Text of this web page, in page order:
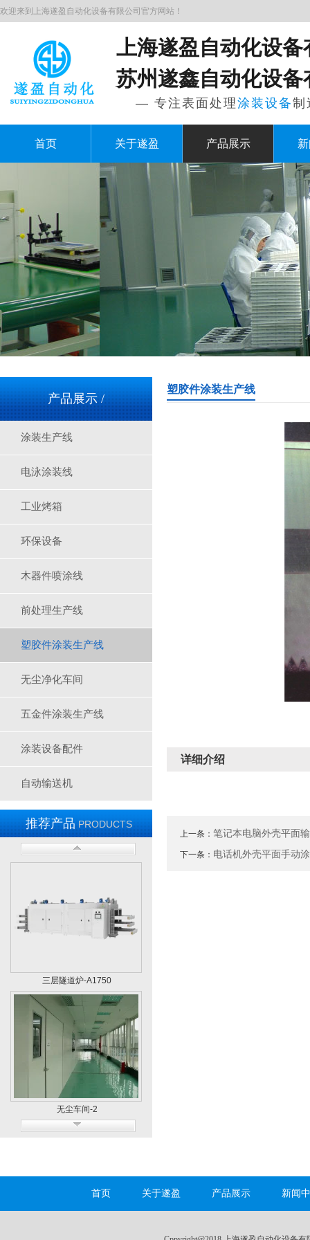
欢迎来到上海遂盈自动化设备有限公司官方网站！
上海遂盈自动化设备
苏州遂鑫自动化设备
— 专注表面处理涂装设备
首页 关于遂盈 产品展示
产品展示 /
涂装生产线
电泳涂装线
工业烤箱
环保设备
木器件喷涂线
前处理生产线
塑胶件涂装生产线
无尘净化车间
五金件涂装生产线
涂装设备配件
自动输送机
推荐产品PRODUCTS
三层隧道炉-A1750
无尘车间-2
废弃处理设施
塑胶件涂装生产线
详细介绍
上一条：笔记本电脑外壳平面
下一条： 电话机外壳平面手动
首页 关于遂盈 产品展示 新闻